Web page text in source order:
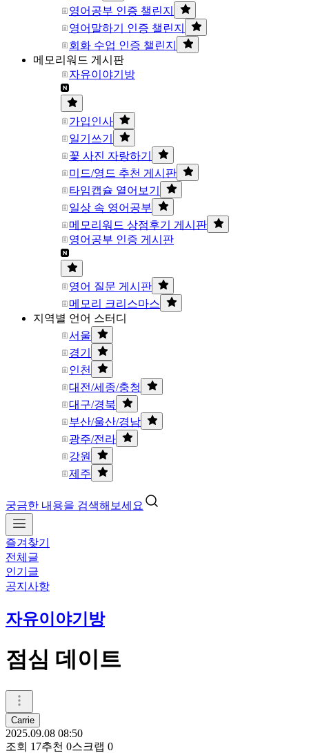
영어공부 인증 챌린지
영어말하기 인증 챌린지
회화 수업 인증 챌린지
메모리워드 게시판
자유이야기방
가입인사
일기쓰기
꽃 사진 자랑하기
미드/영드 추천 게시판
타임캡슐 열어보기
일상 속 영어공부
메모리워드 상점후기 게시판
영어공부 인증 게시판
영어 질문 게시판
메모리 크리스마스
지역별 언어 스터디
서울
경기
인천
대전/세종/충청
대구/경북
부산/울산/경남
광주/전라
강원
제주
궁금한 내용을 검색해보세요
즐겨찾기
전체글
인기글
공지사항
자유이야기방
점심 데이트
Carrie
2025.09.08 08:50
조회 17추천 0스크랩 0